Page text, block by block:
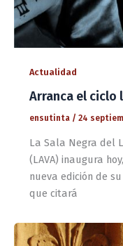
Actualidad
Arranca el ciclo
ensutinta / 24
La Sala Negra del
(LAVA) inaugura
nueva edición de
que citará